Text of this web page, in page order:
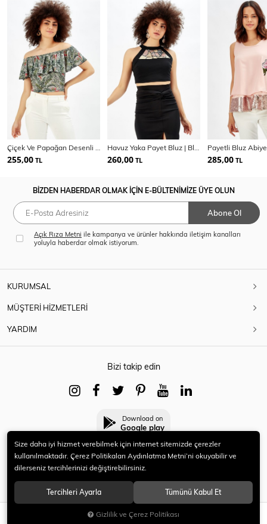
SEPETE EKLE
255,00 TL 260,00 TL
Payetli Bluz
285,00 TL
BİZDEN HABERDAR OLMAK İÇİN E-BÜLTENİMİZE ÜYE OLUN
Abone Ol
Açık Rıza Metni ile kampanya ve ürünler hakkında iletişim kanalları
yoluyla haberdar olmak istiyorum.
KURUMSAL
MÜŞTERİ HİZMETLERİ
YARDIM
Bizi takip edin
Download on
Google play
© 2021 HERYENİ. Tüm hakları saklıdır.
Size daha iyi hizmet verebilmek için internet sitemizde çerezler
kullanılmaktadır. Çerez Politikaları Aydınlatma Metni’ni okuyabilir ve
dilerseniz tercihlerinizi değiştirebilirsiniz.
Tercihleri Ayarla Tümünü Kabul Et
Gizlilik ve Çerez Politikası